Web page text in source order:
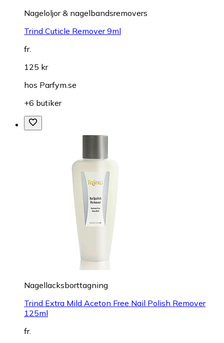
Nageloljor & nagelbandsremovers
Trind Cuticle Remover 9ml
fr.
125 kr
hos Parfym.se
+6 butiker
Nagellacksborttagning
Trind Extra Mild Aceton Free Nail Polish Remover
125ml
fr.